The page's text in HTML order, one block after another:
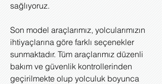
sağlıyoruz.
Son model araçlarımız, yolcularımızın
ihtiyaçlarına göre farklı seçenekler
sunmaktadır. Tüm araçlarımız düzenli
bakım ve güvenlik kontrollerinden
geçirilmekte olup yolculuk boyunca